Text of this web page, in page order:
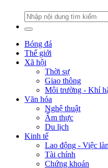
Bóng đá
Thế giới
Xã hội
Thời sự
Giao thông
Môi trường - Khí
Văn hóa
Nghệ thuật
Ẩm thực
Du lịch
Kinh tế
Lao động - Việc
Tài chính
Chứng khoán